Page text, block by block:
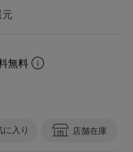
無料
に入り 店舗在庫